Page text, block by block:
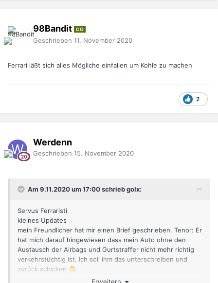
98Bandit CO
Geschrieben 11. November 2020
Ferrari läßt sich alles Mögliche einfallen um Kohle zu machen
2
Werdenn
Geschrieben 15. November 2020
Am 9.11.2020 um 17:00 schrieb golx:
Servus Ferraristi
kleines Updates
mein Freundlicher hat mir einen Brief geschrieben. Tenor: Er
hat mich darauf hingewiesen dass mein Auto ohne den
Austausch der Airbags und Gurtstraffer nicht mehr richtig
verkehrstüchtig ist. Ich soll ihm das unterschreiben und
zurück schicken 🤔